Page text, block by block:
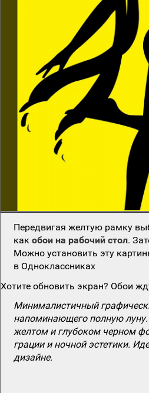
Передвигая желтую рамку
какобои на рабочий стол.
Можно установить эту
в Одноклассниках
Хотите обновить экран? Обои
Минималистичный
напоминающего полную
желтом и глубоком черном
грации и ночной эстетики.
дизайне.